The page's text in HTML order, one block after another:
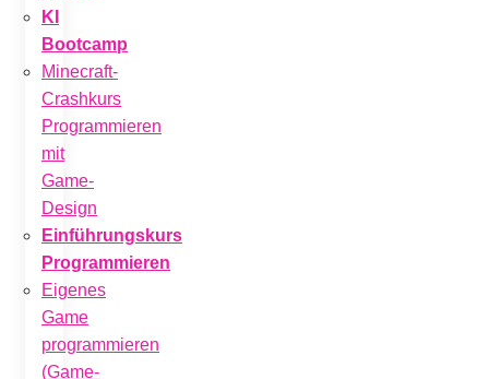
KI
Bootcamp
Minecraft-
Crashkurs
Programmieren
mit
Game-
Design
Einführungskurs
Programmieren
Eigenes
Game
programmieren
(Game-